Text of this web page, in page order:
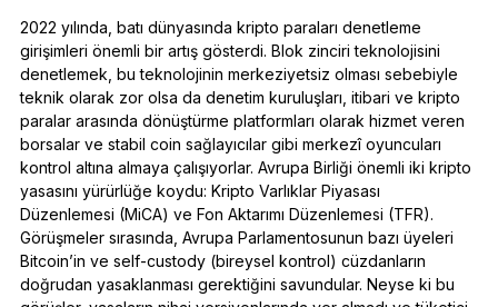
2022 yılında, batı dünyasında kripto paraları denetleme
girişimleri önemli bir artış gösterdi. Blok zinciri teknolojisini
denetlemek, bu teknolojinin merkeziyetsiz olması sebebiyle
teknik olarak zor olsa da denetim kuruluşları, itibari ve kripto
paralar arasında dönüştürme platformları olarak hizmet veren
borsalar ve stabil coin sağlayıcılar gibi merkezî oyuncuları
kontrol altına almaya çalışıyorlar. Avrupa Birliği önemli iki kripto
yasasını yürürlüğe koydu: Kripto Varlıklar Piyasası
Düzenlemesi (MiCA) ve Fon Aktarımı Düzenlemesi (TFR).
Görüşmeler sırasında, Avrupa Parlamentosunun bazı üyeleri
Bitcoin’in ve self-custody (bireysel kontrol) cüzdanların
doğrudan yasaklanması gerektiğini savundular. Neyse ki bu